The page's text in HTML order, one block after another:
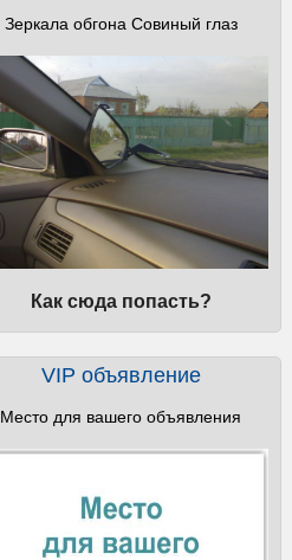
Зеркала обгона Совиный глаз
Как сюда попасть?
VIP объявление
Место для вашего объявления